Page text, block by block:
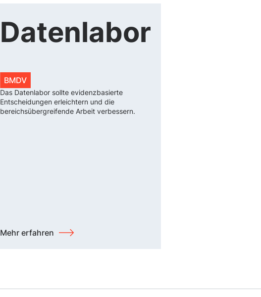
Datenlabor
BMDV
Das Datenlabor sollte evidenzbasierte
Entscheidungen erleichtern und die
bereichsübergreifende Arbeit verbessern.
Mehr erfahren